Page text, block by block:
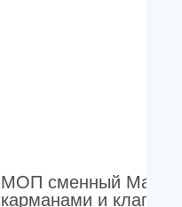
МОП сменный Maya
карманами и